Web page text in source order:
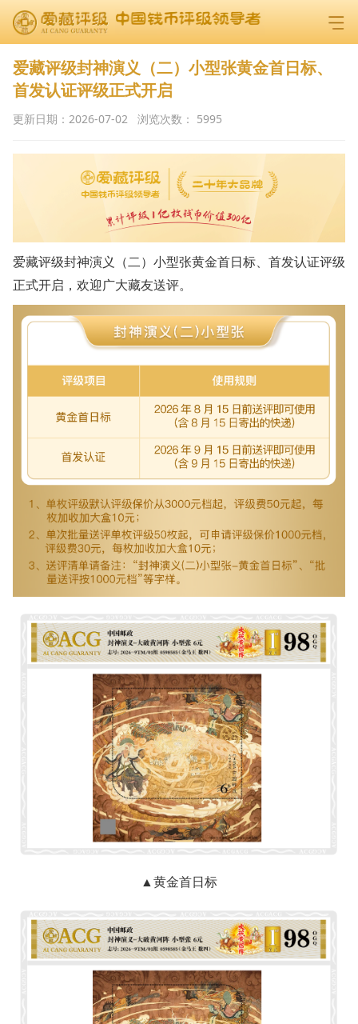
爱藏评级封神演义（二）小型张黄金首日标、
首发认证评级正式开启
更新日期： 2026-07-02 浏览次数： 5995
爱藏评级封神演义（二）小型张黄金首日标、首发认证评级
正式开启，欢迎广大藏友送评。
▲黄金首日标